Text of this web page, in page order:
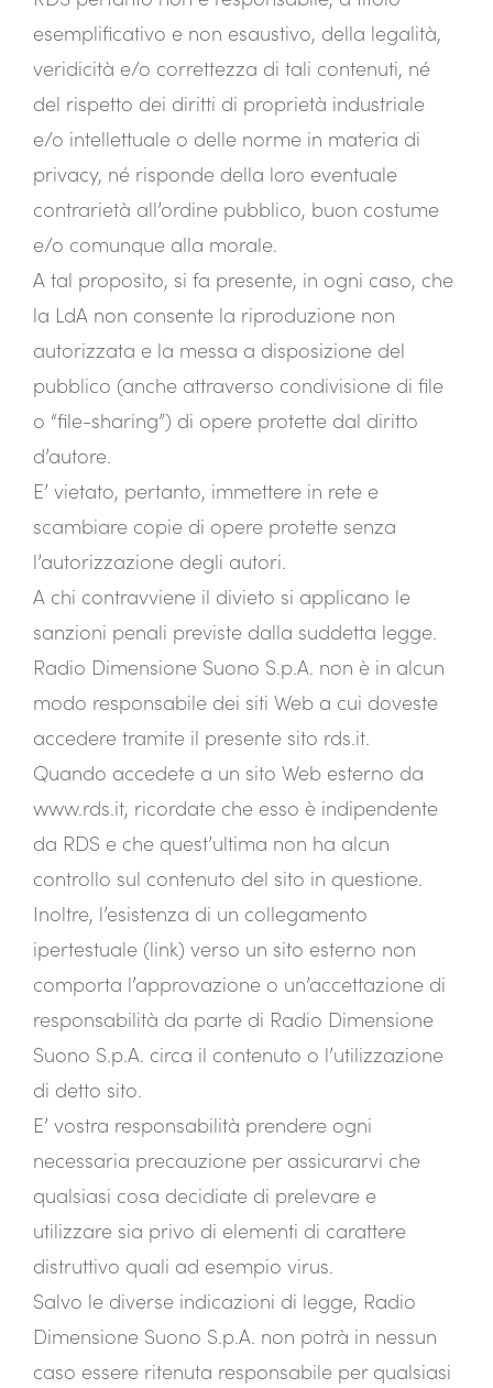
esemplificativo e non esaustivo, della legalità,
veridicità e/o correttezza di tali contenuti, né
del rispetto dei diritti di proprietà industriale
e/o intellettuale o delle norme in materia di
privacy, né risponde della loro eventuale
contrarietà all’ordine pubblico, buon costume
e/o comunque alla morale.
A tal proposito, si fa presente, in ogni caso, che
la LdA non consente la riproduzione non
autorizzata e la messa a disposizione del
pubblico (anche attraverso condivisione di file
o “file-sharing”) di opere protette dal diritto
d’autore.
E’ vietato, pertanto, immettere in rete e
scambiare copie di opere protette senza
l’autorizzazione degli autori.
A chi contravviene il divieto si applicano le
sanzioni penali previste dalla suddetta legge.
Radio Dimensione Suono S.p.A. non è in alcun
modo responsabile dei siti Web a cui doveste
accedere tramite il presente sito rds.it.
Quando accedete a un sito Web esterno da
www.rds.it, ricordate che esso è indipendente
da RDS e che quest’ultima non ha alcun
controllo sul contenuto del sito in questione.
Inoltre, l’esistenza di un collegamento
ipertestuale (link) verso un sito esterno non
comporta l’approvazione o un’accettazione di
responsabilità da parte di Radio Dimensione
Suono S.p.A. circa il contenuto o l’utilizzazione
di detto sito.
E’ vostra responsabilità prendere ogni
necessaria precauzione per assicurarvi che
qualsiasi cosa decidiate di prelevare e
utilizzare sia privo di elementi di carattere
distruttivo quali ad esempio virus.
Salvo le diverse indicazioni di legge, Radio
Dimensione Suono S.p.A. non potrà in nessun
caso essere ritenuta responsabile per qualsiasi